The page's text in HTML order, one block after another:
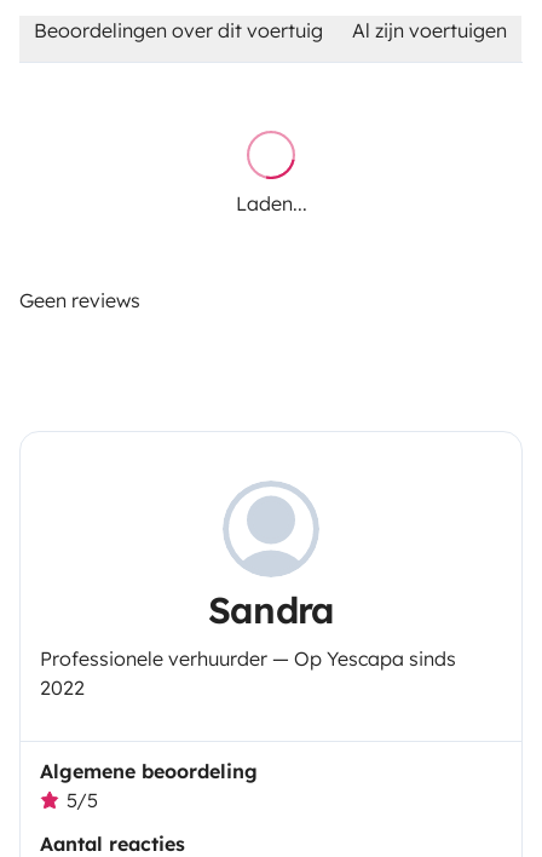
Beoordelingen over dit voertuig Al zijn voertuigen
Laden...
Geen reviews
Sandra
Professionele verhuurder — Op Yescapa sinds
2022
Algemene beoordeling
5/5
Aantal reacties